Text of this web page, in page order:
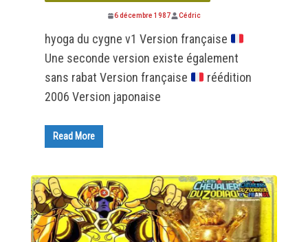
6 décembre 1987 Cédric
hyoga du cygne v1 Version française
Une seconde version existe également
sans rabat Version française
réédition
2006 Version japonaise
Read More